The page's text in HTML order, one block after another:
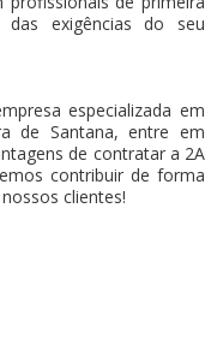
exigências do seu
especializada em
de Santana, entre em
de contratar a 2A
contribuir de forma
clientes!